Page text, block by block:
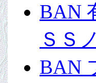
BAN
ＳＳ
BAN